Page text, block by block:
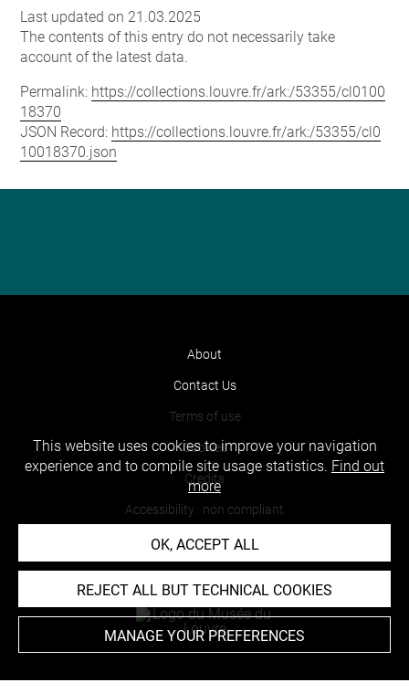
Last updated on 21.03.2025
The contents of this entry do not necessarily take
account of the latest data.
Permalink: https://collections.louvre.fr/ark:/53355/cl0100
18370
JSON Record: https://collections.louvre.fr/ark:/53355/cl0
10018370.json
About
Contact Us
Terms of use
Cookies
Credits
Accessibility : non compliant
This website uses cookies to improve your navigation
experience and to compile site usage statistics. Find out
more
OK, ACCEPT ALL
REJECT ALL BUT TECHNICAL COOKIES
MANAGE YOUR PREFERENCES